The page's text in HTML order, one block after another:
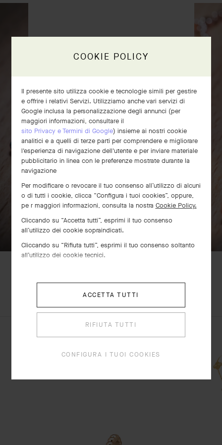
SCORRI PER SCOPRIRE
SET COMPLETO
SCOPRI ALTRE
Anello Perlée signature
COOKIE POLICY
Il presente sito utilizza cookie e tecnologie simili per gestire
e offrire i relativi Servizi. Utilizziamo anche vari servizi di
Google inclusa la personalizzazione degli annunci (per
maggiori informazioni, consultare il
sito Privacy e Termini di Google) insieme ai nostri cookie
analitici e a quelli di terze parti per comprendere e migliorare
l'esperienza di navigazione dell'utente e per inviare materiale
pubblicitario in linea con le preferenze mostrate durante la
navigazione
Per modificare o revocare il tuo consenso all’utilizzo di alcuni
o di tutti i cookie, clicca “Configura i tuoi cookies”, oppure,
pe r maggiori informazioni, consulta la nostra Cookie Policy.
Cliccando su “Accetta tutti”, esprimi il tuo consenso
all’utilizzo dei cookie sopraindicati.
Cliccando su “Rifiuta tutti”, esprimi il tuo consenso soltanto
all’utilizzo dei cookie tecnici.
ACCETTA TUTTI
RIFIUTA TUTTI
CONFIGURA I TUOI COOKIES